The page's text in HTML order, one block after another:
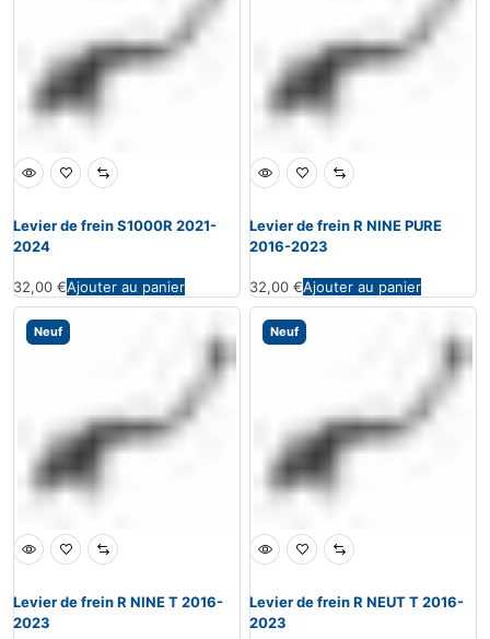
Levier de frein S1000R 2021-
2024
32,00 €Ajouter au panier
Levier de frein R NINE PURE
2016-2023
32,00 €Ajouter au panier
Neuf
Levier de frein R NINE T 2016-
2023
Neuf
Levier de frein R NEUT T 2016-
2023